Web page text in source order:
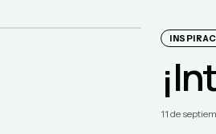
11 de